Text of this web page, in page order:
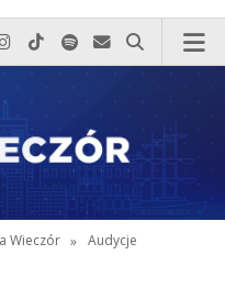
do nas zadzwoń
nas na Facebook-u
nas na X
Odwiedź nas na Instagram-ie
Odwiedź nas na TikTok-u
Szukaj nas na Spotify
Wyślij do nas
Szukaj
Wieczór » Audycje